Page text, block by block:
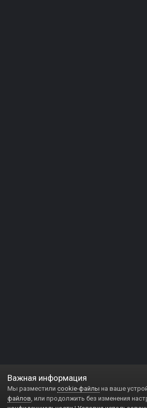
Важная информация
Мы разместили cookie-файлы на ваше
файлов, или продолжить без изменения